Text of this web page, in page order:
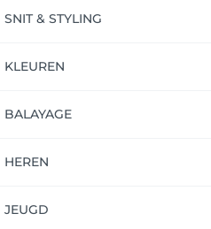
SNIT & STYLING
KLEUREN
BALAYAGE
HEREN
JEUGD